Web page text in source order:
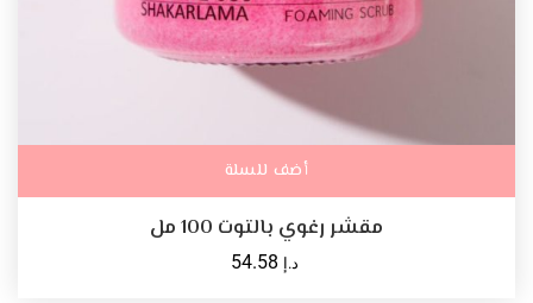
أضف للسلة
مقشر رغوي بالتوت 100 مل
د.إ